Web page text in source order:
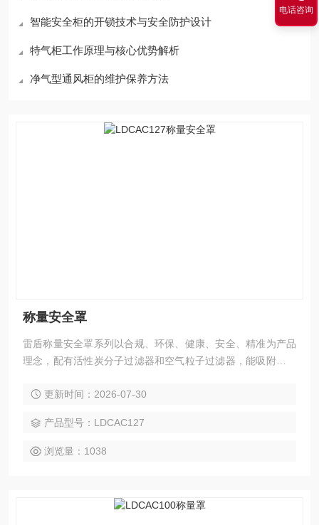
智能安全柜的开锁技术与安全防护设计
特气柜工作原理与核心优势解析
净气型通风柜的维护保养方法
称量安全罩
雷盾称量安全罩系列以合规、环保、健康、安全、精准为产品
理念，配有活性炭分子过滤器和空气粒子过滤器，能吸附大多
保证称量实验结果的精准性。负压的气流确保了良好的控制效
品，净化室内空气。
更新时间：2026-07-30
产品型号：LDCAC127
浏览量：1038
电话咨询